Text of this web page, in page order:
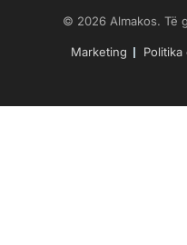
© 2026 Almakos. Të
Marketing Politika